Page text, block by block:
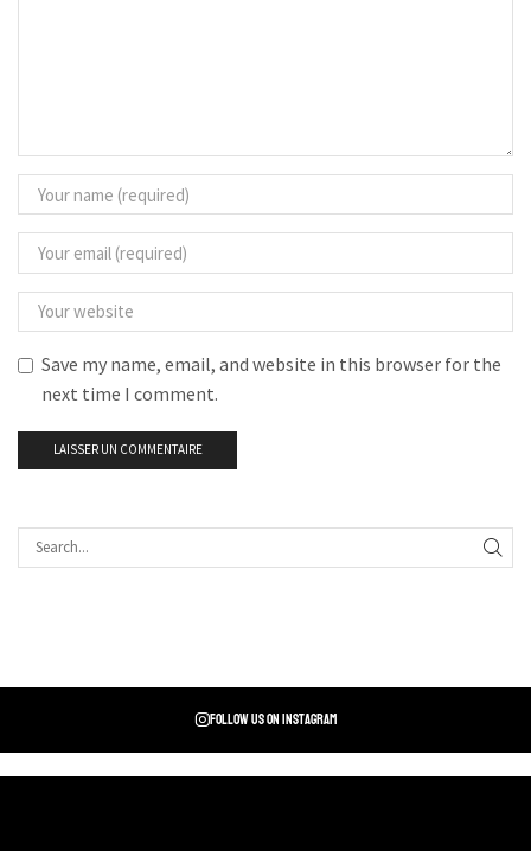
Save my name, email, and website in this browser for the
next time I comment.
Follow us on instagram